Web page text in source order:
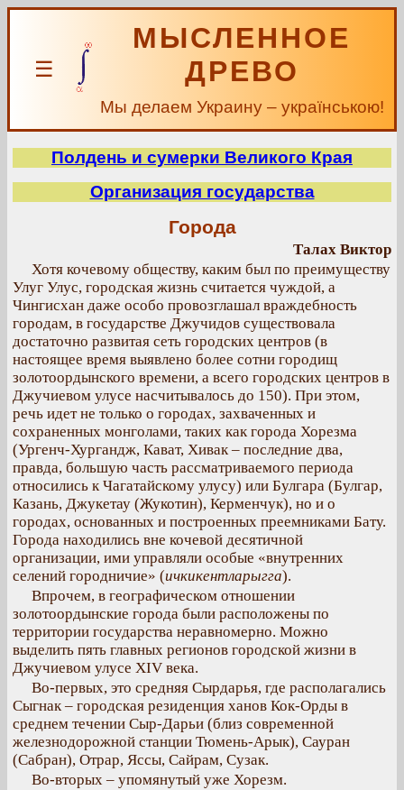
☰
МЫСЛЕННОЕ
ДРЕВО
Мы делаем Украину – українською!
Полдень и сумерки Великого Края
Организация государства
Города
Талах Виктор
Хотя кочевому обществу, каким был по преимуществу
Улуг Улус, городская жизнь считается чуждой, а
Чингисхан даже особо провозглашал враждебность
городам, в государстве Джучидов существовала
достаточно развитая сеть городских центров (в
настоящее время выявлено более сотни городищ
золотоордынского времени, а всего городских центров в
Джучиевом улусе насчитывалось до 150). При этом,
речь идет не только о городах, захваченных и
сохраненных монголами, таких как города Хорезма
(Ургенч-Хургандж, Кават, Хивак – последние два,
правда, большую часть рассматриваемого периода
относились к Чагатайскому улусу) или Булгара (Булгар,
Казань, Джукетау (Жукотин), Керменчук), но и о
городах, основанных и построенных преемниками Бату.
Города находились вне кочевой десятичной
организации, ими управляли особые «внутренних
селений городничие» (ичкикентларыгга).
Впрочем, в географическом отношении
золотоордынские города были расположены по
территории государства неравномерно. Можно
выделить пять главных регионов городской жизни в
Джучиевом улусе XIV века.
Во-первых, это средняя Сырдарья, где располагались
Сыгнак – городская резиденция ханов Кок-Орды в
среднем течении Сыр-Дарьи (близ современной
железнодорожной станции Тюмень-Арык), Сауран
(Сабран), Отрар, Яссы, Сайрам, Сузак.
Во-вторых – упомянутый уже Хорезм.